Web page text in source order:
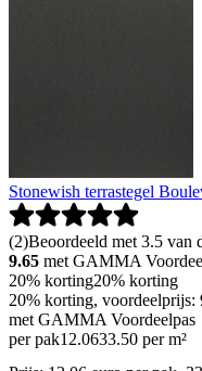
Stonewish terrastegel
(2)Beoordeeld met 3.5 van
9.65 met GAMMA
20% korting20% korting
20% korting, voordeelprijs:
met GAMMA Voordeelpas
per pak12.0633.50 per m²